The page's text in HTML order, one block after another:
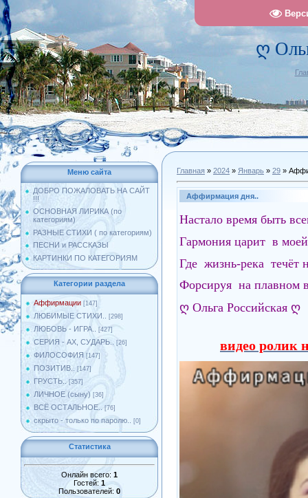
ღ
Меню сайта
ДОБРО ПОЖАЛОВАТЬ НА САЙТ
!!!
ОСНОВНАЯ ЛИРИКА (по
категориям)
РАЗНЫЕ СТИХИ ( по категориям)
ПЕСНИ и РАССКАЗЫ
КАРТИНКИ ПО КАТЕГОРИЯМ
Категории раздела
Аффирмации [147]
ЛЮБИМЫЕ СТИХИ.. [298]
ЛЮБОВЬ - ИГРА.. [427]
СЕРИЯ - АХ, СУДАРЬ.. [26]
ФИЛОСОФИЯ [147]
ПОЗИТИВ.. [147]
ГРУСТЬ.. [357]
ЛИЧНОЕ (сыну) [36]
ВСЁ ОСТАЛЬНОЕ.. [76]
скрыто - только по паролю.. [0]
Статистика
Онлайн всего: 1
Гостей: 1
Пользователей: 0
Главная » 2024 » Январь » 29 »
Аффирмация дня..
Настало время быть
Гармония царит в
Где жизнь-река течёт
Форсируя на плавном
ღ Ольга Российская ღ
видео ролик